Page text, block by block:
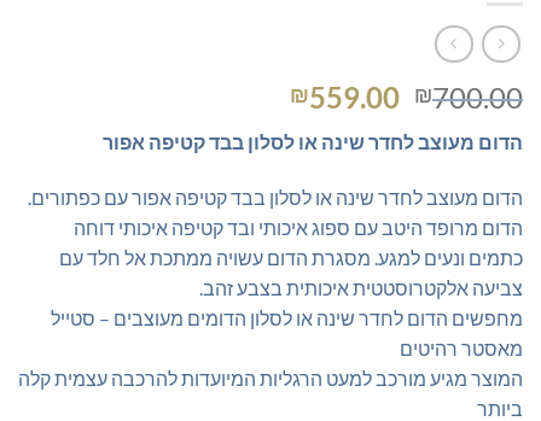
₪700.00
המחיר
היה:
₪700.00.
₪559.00
הוא:
₪559.00.
הדום מעוצב לחדר שינה או לסלון בבד קטיפה אפור
הדום מעוצב לחדר שינה או לסלון בבד קטיפה אפור עם כפתורים.
הדום מרופד היטב עם ספוג איכותי ובד קטיפה איכותי דוחה
כתמים ונעים למגע. מסגרת הדום עשויה ממתכת אל חלד עם
צביעה אלקטרוסטטית איכותית בצבע זהב.
מחפשים הדום לחדר שינה או לסלון הדומים מעוצבים – סטייל
מאסטר רהיטים
המוצר מגיע מורכב למעט הרגליות המיועדות להרכבה עצמית קלה
ביותר